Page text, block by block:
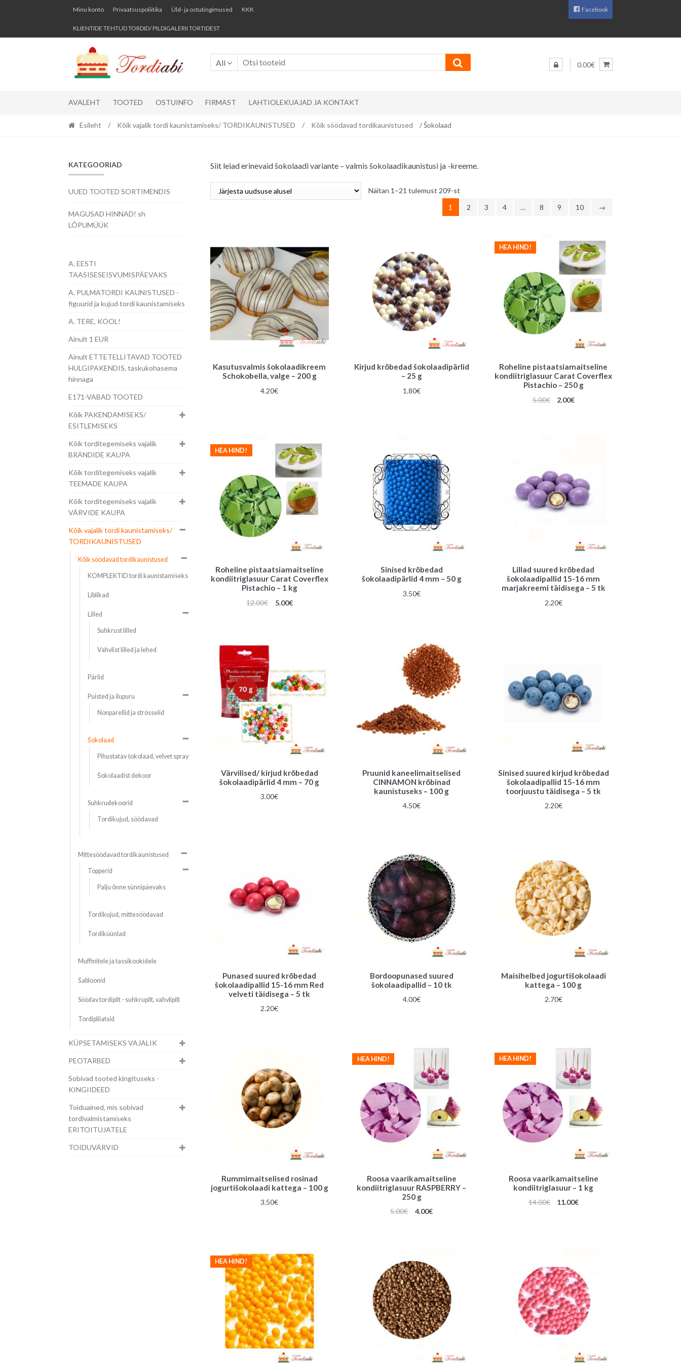
Skip
navigation
Skip
content
Minu konto Privaatsuspoliitika Üld- ja ostutingimused KKK
KLIENTIDE TEHTUD TORDID/ PILDIGALERII TORTIDEST
Facebook
All 0.00€
AVALEHT TOOTED OSTUINFO FIRMAST LAHTIOLEKUAJAD JA KONTAKT
Esileht / Kõik vajalik tordi kaunistamiseks/ TORDIKAUNISTUSED / Kõik söödavad tordikaunistused / Šokolaad
Siit leiad erinevaid šokolaadi variante – valmis šokolaadikaunistusi ja -kreeme.
Näitan 1–21 tulemust 209-st
järgi
1 2 3 4 … 8 9 10 →
Kasutusvalmis šokolaadikreem
Schokobella, valge – 200 g
4.20€
Kirjud krõbedad šokolaadipärlid
– 25 g
1.80€
Roheline pistaatsiamaitseline
kondiitriglasuur Carat Coverflex
Pistachio – 250 g
HEA HIND!
5.00€
Algne
2.00€Praegune
Roheline pistaatsiamaitseline
kondiitriglasuur Carat Coverflex
Pistachio – 1 kg
HEA HIND!
12.00€
Algne
5.00€Praegune
Sinised krõbedad
šokolaadipärlid 4 mm – 50 g
3.50€
Lillad suured krõbedad
šokolaadipallid 15-16 mm
marjakreemi täidisega – 5 tk
2.20€
Värvilised/ kirjud krõbedad
šokolaadipärlid 4 mm – 70 g
3.00€
Pruunid kaneelimaitselised
CINNAMON krõbinad
kaunistuseks – 100 g
4.50€
Sinised suured kirjud krõbedad
šokolaadipallid 15-16 mm
toorjuustu täidisega – 5 tk
2.20€
Punased suured krõbedad
šokolaadipallid 15-16 mm Red
velveti täidisega – 5 tk
2.20€
Bordoopunased suured
šokolaadipallid – 10 tk
4.00€
Maisihelbed jogurtišokolaadi
kattega – 100 g
2.70€
Rummimaitselised rosinad
jogurtišokolaadi kattega – 100 g
3.50€
Roosa vaarikamaitseline
kondiitriglasuur RASPBERRY –
250 g
HEA HIND!
5.00€
Algne
4.00€Praegune
Roosa vaarikamaitseline
kondiitriglasuur – 1 kg
HEA HIND!
14.00€
Algne
11.00€Praegune
HEA HIND!
KATEGOORIAD
UUED TOOTED SORTIMENDIS
MAGUSAD HINNAD! sh
LÕPUMÜÜK
A. EESTI
TAASISESEISVUMISPÄEVAKS
A. PULMATORDI KAUNISTUSED -
figuurid ja kujud tordi kaunistamiseks
A. TERE, KOOL!
Ainult 1 EUR
Ainult ETTETELLITAVAD TOOTED
HULGIPAKENDIS, taskukohasema
hinnaga
E171-VABAD TOOTED
Kõik PAKENDAMISEKS/
ESITLEMISEKS
Kõik torditegemiseks vajalik
BRÄNDIDE KAUPA
Kõik torditegemiseks vajalik
TEEMADE KAUPA
Kõik torditegemiseks vajalik
VÄRVIDE KAUPA
Kõik vajalik tordi kaunistamiseks/
TORDIKAUNISTUSED
Kõik söödavad tordikaunistused
KOMPLEKTID tordi kaunistamiseks
Liblikad
Lilled
Suhkrust lilled
Vahvlist lilled ja lehed
Pärlid
Puisted ja ilupuru
Nonparellid ja strösselid
Šokolaad
Pihustatav šokolaad, velvet spray
Šokolaadist dekoor
Suhkrudekoorid
Tordikujud, söödavad
Mittesöödavad tordikaunistused
Topperid
Palju õnne sünnipäevaks
Tordikujud, mittesöödavad
Tordiküünlad
Muffinitele ja tassikookidele
Šabloonid
Söödav tordipilt - suhkrupilt, vahvlipilt
Tordipliiatsid
KÜPSETAMISEKS VAJALIK
PEOTARBED
Sobivad tooted kingituseks -
KINGIIDEED
Toiduained, mis sobivad
tordivalmistamiseks
ERITOITUJATELE
TOIDUVÄRVID